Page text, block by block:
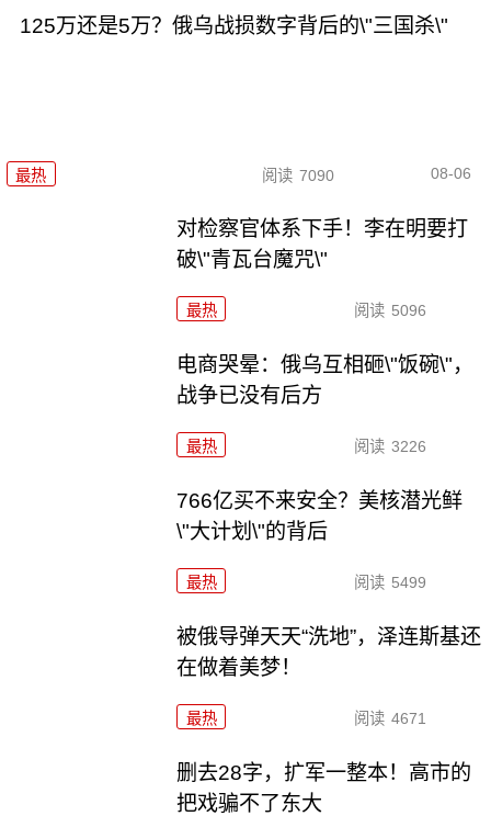
125万还是5万？俄乌战损数字背后的\"三国杀\"
最热 阅读 7090 08-06
对检察官体系下手！李在明要打
破\"青瓦台魔咒\"
最热 阅读 5096
电商哭晕：俄乌互相砸\"饭碗\"，
战争已没有后方
最热 阅读 3226
766亿买不来安全？美核潜光鲜
\"大计划\"的背后
最热 阅读 5499
被俄导弹天天“洗地”，泽连斯基还
在做着美梦！
最热 阅读 4671
删去28字，扩军一整本！高市的
把戏骗不了东大